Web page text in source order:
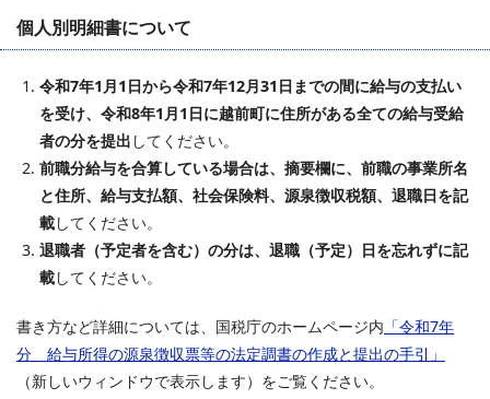
個人別明細書について
令和7年1月1日から令和7年12月31日までの間に給与の支払い
を受け、令和8年1月1日に越前町に住所がある全ての給与受給
者の分を提出 してください。
前職分給与を合算している場合は、摘要欄に、前職の事業所名
と住所、給与支払額、社会保険料、源泉徴収税額、退職日を記
載してください。
退職者（予定者を含む）の分は、退職（予定）日を忘れずに記
載してください。
書き方など詳細については、国税庁のホームページ内 「令和7年
分 給与所得の源泉徴収票等の法定調書の作成と提出の手引」
（新しいウィンドウで表示します）をご覧ください。